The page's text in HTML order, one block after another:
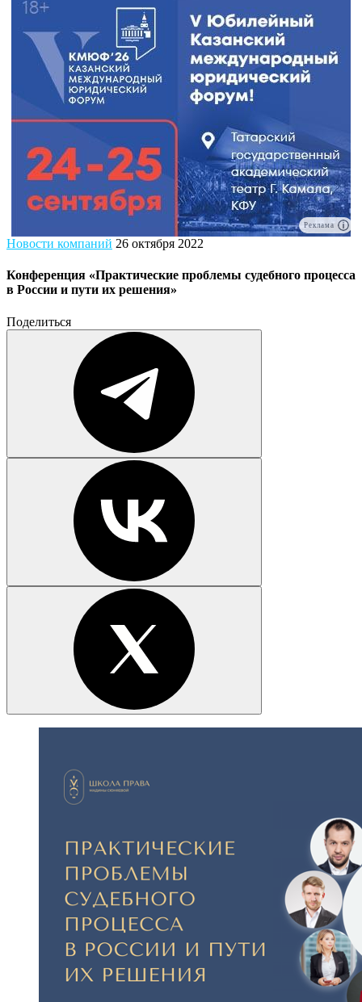
Реклама
Новости компаний 26 октября 2022
Конференция «Практические проблемы судебного процесса
в России и пути их решения»
Поделиться